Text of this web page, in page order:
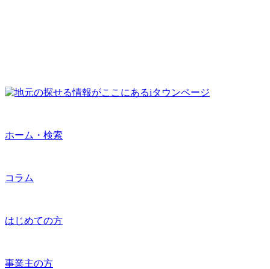
ホーム・検索
コラム
はじめての方
事業主の方